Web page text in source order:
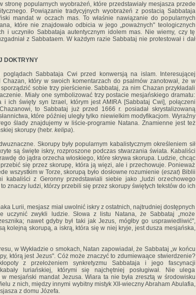
stronę popularnych wyobra­żeń, które przedstawiały mesjasza przede
Powiązanie tradycyjnych wyobrażeń z postacią Sabbataja
mandat w oczach mas. To właśnie nawiązanie do popularnych
które nie znajdowało odbicia w jego „poważnych" teologicznych
i uczyniło Sabbataja autentycznym idolem mas. Nie wiemy, czy tę
z Sabbataem. W każdym razie Sabbataj nie protestował i dał
DOKTRYNY
Sabbataja Cwi przed konwersją na islam. Interesującej
który w swoich komentarzach do psalmów zanotował, że w
sobie trzy pierścienie. Sabbataj, za nim Chazan przykładali
Miały one symbolizować trzy postacie mesjańskiego dramatu:
i ich święty syn Izrael, któ­rym jest AMIRA [Sabbataj Cwi], połączeni
to Sabbataj już przed 1666 r. posiadał skrystalizowaną
które później uległy tylko niewielkim modyfikacjom. Wyraźny
ślady znajdujemy w liście-programie Natana. Znamienne jest też
skorupy (hebr. kelipa).
Skorupy były popularnym kabalistycznym określeniem sił
są święte iskry, rozproszone podczas stwarzania świata. Kabaliści
do jądra orzecha włoskiego, które skrywa skorupa. Ludzie, chcąc
się przez skorupę, która ją więzi, ale i przechowuje. Ponieważ
wszystkim w Torze, skorupą było dosłowne rozumienie (eszat) Biblii
kabaliści z Geronny przedstawiali siebie jako „ludzi orzechowego
to znaczy ludzi, którzy przebili się przez skorupy świętych tekstów do ich
Lurii, mesjasz miał uwolnić iskry z ostatnich, najtrudniej dostępnych
uczynić zwykli ludzie. Słowa z listu Natana, że Sabbataj „może
nawet gdyby był taki jak Jezus, mógłby go usprawiedliwić",
kolejną skorupą, a iskrą, która się w niej kryje, jest dusza mesjańska,
w Wykładzie o smokach, Natan zapowiadał, że Sabbataj „w końcu
którą jest Jezus". Cóż może znaczyć to zdumiewaące stwierdzenie?
z przełożeniem synkretyzmu Sabbataja i jego fascynacji
luriańskiej, którymi się najchętniej posługiwał. Nie ulega
mesjański mandat Jezusa. Wiara ta nie była zresztą w środowisku
z nich, między innymi wybitny mistyk XII-wieczny Abraham Abulafia,
z domu Józefa.